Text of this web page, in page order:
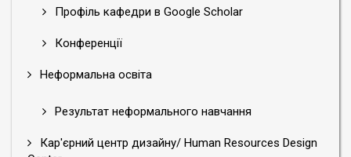
Профіль кафедри в Google Scholar
Конференції
Неформальна освіта
Результат неформального навчання
Кар'єрний центр дизайну/ Human Resources Design